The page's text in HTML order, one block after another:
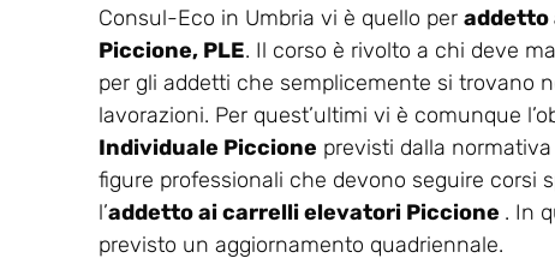
Consul-Eco in Umbria vi è quello per addetto
Piccione, PLE. Il corso è rivolto a chi deve
per gli addetti che semplicemente si trovano
lavorazioni. Per quest’ultimi vi è comunque
Individuale Piccione previsti dalla
figure professionali che devono seguire corsi
l’addetto ai carrelli elevatori Piccione . In
previsto un aggiornamento quadriennale.